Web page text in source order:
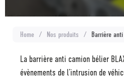
Home / Nos produits / Barrière
La barrière anti camion bélier
évènements de l’intrusion de